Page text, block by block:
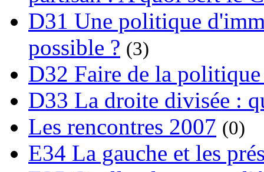
D31 Une politique
possible ? (3)
D32 Faire de la
D33 La droite divisée :
Les rencontres 2007 (0)
E34 La gauche et les